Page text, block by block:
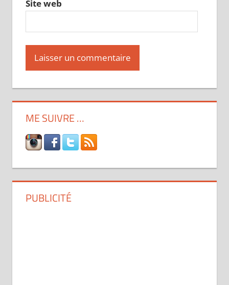
Site web
ME SUIVRE …
PUBLICITÉ